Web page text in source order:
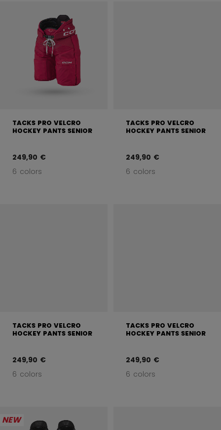
TACKS PRO VELCRO
HOCKEY PANTS SENIOR
249,90 €
6 colors
TACKS PRO VELCRO
HOCKEY PANTS SENIOR
249,90 €
6 colors
TACKS PRO VELCRO
HOCKEY PANTS SENIOR
249,90 €
6 colors
TACKS PRO VELCRO
HOCKEY PANTS SENIOR
249,90 €
6 colors
NEW